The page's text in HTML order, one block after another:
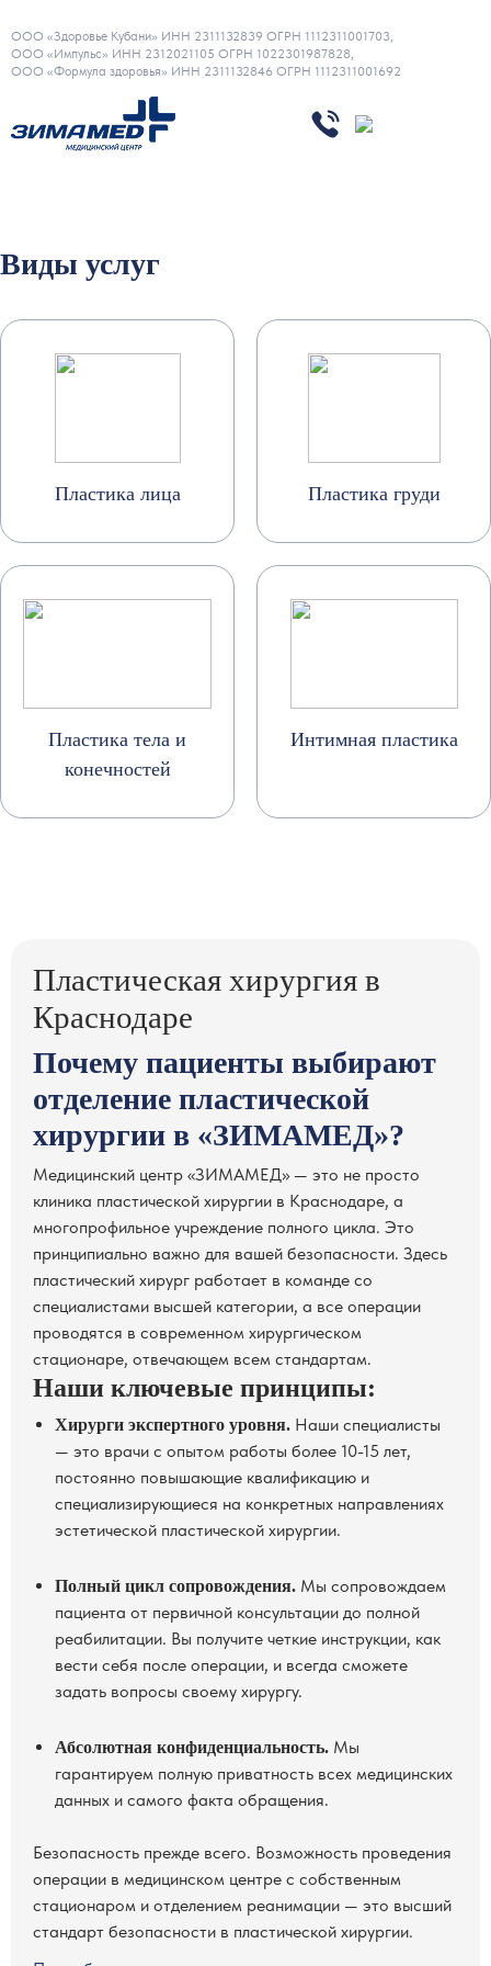
ООО «Здоровье Кубани» ИНН 2311132839 ОГРН 1112311001703,
ООО «Импульс» ИНН 2312021105 ОГРН 1022301987828,
ООО «Формула здоровья» ИНН 2311132846 ОГРН 1112311001692
Виды услуг
Пластика лица Пластика груди
Пластика тела и
конечностей
Интимная пластика
Пластическая хирургия в
Краснодаре
Почему пациенты выбирают
отделение пластической
хирургии в «ЗИМАМЕД»?
Медицинский центр «ЗИМАМЕД» — это не просто
клиника пластической хирургии в Краснодаре, а
многопрофильное учреждение полного цикла. Это
принципиально важно для вашей безопасности. Здесь
пластический хирург работает в команде со
специалистами высшей категории, а все операции
проводятся в современном хирургическом
стационаре, отвечающем всем стандартам.
Наши ключевые принципы:
Хирурги экспертного уровня. Наши специалисты
— это врачи с опытом работы более 10-15 лет,
постоянно повышающие квалификацию и
специализирующиеся на конкретных направлениях
эстетической пластической хирургии.
Полный цикл сопровождения. Мы сопровождаем
пациента от первичной консультации до полной
реабилитации. Вы получите четкие инструкции, как
вести себя после операции, и всегда сможете
задать вопросы своему хирургу.
Абсолютная конфиденциальность. Мы
гарантируем полную приватность всех медицинских
данных и самого факта обращения.
Безопасность прежде всего. Возможность проведения
операции в медицинском центре с собственным
стационаром и отделением реанимации — это высший
стандарт безопасности в пластической хирургии.